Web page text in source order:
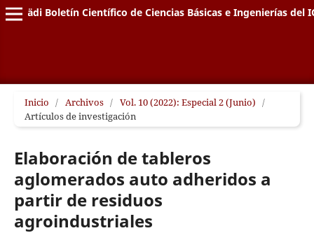
Pädi Boletín Científico de Ciencias Básicas e Ingenierías del
Inicio / Archivos / Vol. 10 (2022): Especial 2 (Junio) /
Artículos de investigación
Elaboración de tableros
aglomerados auto adheridos a
partir de residuos
agroindustriales